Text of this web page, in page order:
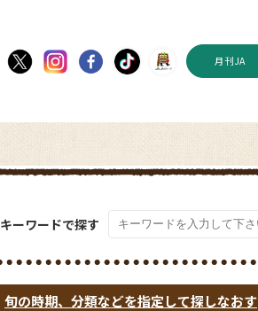
月刊JA
キーワードで探す
旬の時期、 分類などを指定して探しなおす